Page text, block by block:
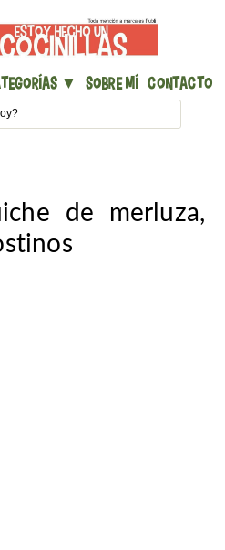
▼ Sobre mí Contacto
de merluza,